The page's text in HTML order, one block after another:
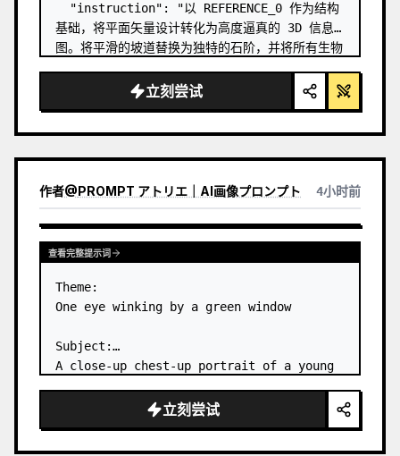
  "instruction": "以 REFERENCE_0 作为结构
基础，将平面矢量设计转化为高度逼真的 3D 信息
图。将平滑的坡道替换为独特的石阶，并将所有生物
  "style": {
    "background": "
复古纹理羊皮纸
",
立刻尝试
作者@PROMPT アトリエ｜AI画像プロンプト 4小时前
查看完整提示词
Theme:
One eye winking by a green window
Subject:
A close-up chest-up portrait of a young
leaning her cheek on one hand and
smiling with one eye closed at a wooden
立刻尝试